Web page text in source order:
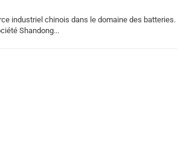
industriel chinois dans le domaine des batteries.
Shandong...